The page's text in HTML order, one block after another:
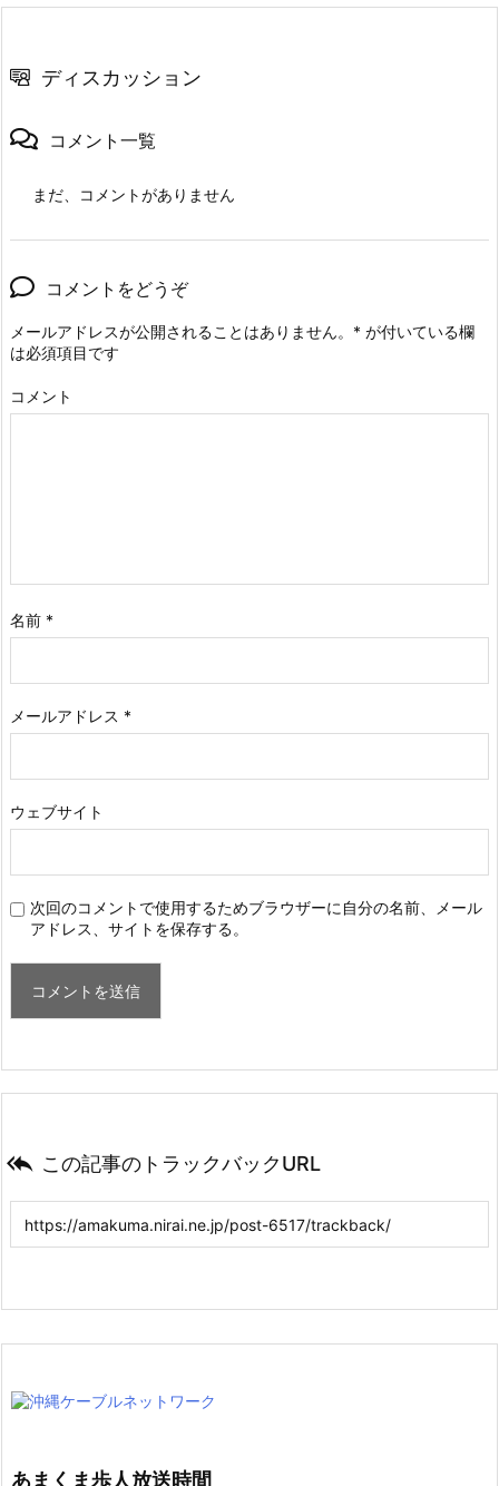
ディスカッション
コメント一覧
まだ、コメントがありません
コメントをどうぞ
メールアドレスが公開されることはありません。 * が付いている欄
は必須項目です
コメント
名前 *
メールアドレス *
ウェブサイト
次回のコメントで使用するためブラウザーに自分の名前、メール
アドレス、サイトを保存する。
 この記事のトラックバックURL
あまくま歩人放送時間